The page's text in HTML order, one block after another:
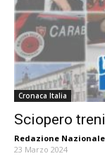
Cronaca Italia
Sciopero
Redazione Nazionale
23 Marzo 2024